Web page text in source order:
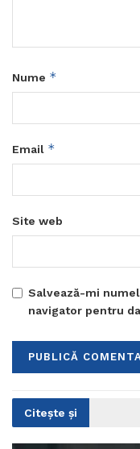
Nume *
Email *
Site web
Salvează-mi
navigator pentru
Citește și